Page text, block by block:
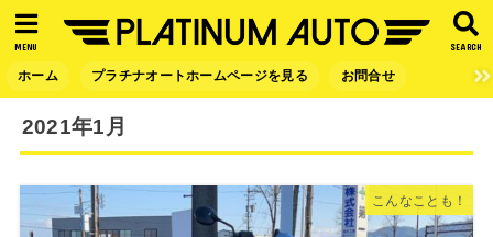
SEARCH
MENU
ホーム プラチナオートホームページを見る お問合せ
2021年1月
こんなことも！